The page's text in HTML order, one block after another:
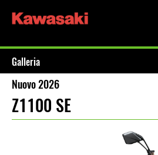
Galleria
Nuovo 2026
Z1100 SE